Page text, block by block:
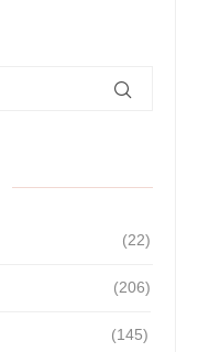
(22)
(206)
(145)